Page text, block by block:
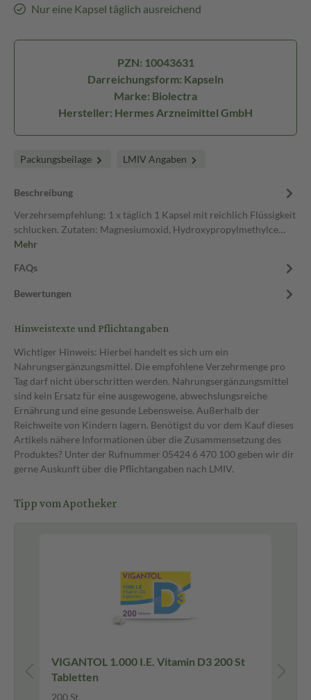
Nur eine Kapsel täglich ausreichend
PZN: 10043631
Darreichungsform: Kapseln
Marke: Biolectra
Hersteller: Hermes Arzneimittel GmbH
Packungsbeilage LMIV Angaben
Beschreibung
Verzehrsempfehlung: 1 x täglich 1 Kapsel mit reichlich Flüssigkeit
schlucken. Zutaten: Magnesiumoxid, Hydroxypropylmethylce…
Mehr
FAQs
Bewertungen
Hinweistexte und Pflichtangaben
Wichtiger Hinweis: Hierbei handelt es sich um ein
Nahrungsergänzungsmittel. Die empfohlene Verzehrmenge pro
Tag darf nicht überschritten werden. Nahrungsergänzungsmittel
sind kein Ersatz für eine ausgewogene, abwechslungsreiche
Ernährung und eine gesunde Lebensweise. Außerhalb der
Reichweite von Kindern lagern. Benötigst du vor dem Kauf dieses
Artikels nähere Informationen über die Zusammensetzung des
Produktes? Unter der Rufnummer 05424 6 470 100 geben wir dir
gerne Auskunft über die Pflichtangaben nach LMIV.
Tipp vom Apotheker
VIGANTOL 1.000 I.E. Vitamin D3 200 St
Tabletten
200 St